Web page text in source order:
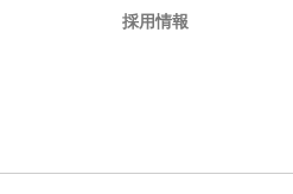
採用情報